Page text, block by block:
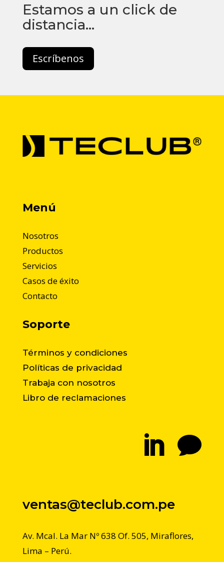
Estamos a un click de
distancia…
Escríbenos
Menú
Nosotros
Productos
Servicios
Casos de éxito
Contacto
Soporte
Términos y condiciones
Políticas de privacidad
Trabaja con nosotros
Libro de reclamaciones
 
ventas@teclub.com.pe
Av. Mcal. La Mar Nº 638 Of. 505, Miraflores,
Lima – Perú.